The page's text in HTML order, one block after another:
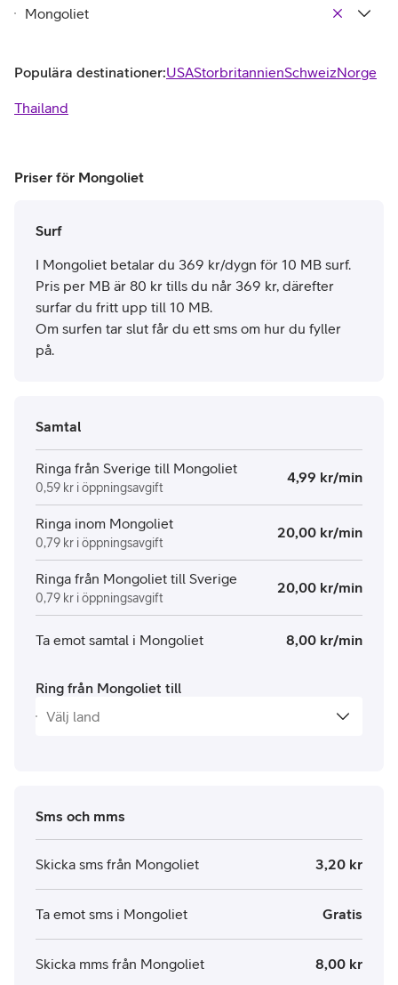
Populära destinationer:USAStorbritannienSchweizNorge
Thailand
Priser för Mongoliet
Surf
I Mongoliet betalar du 369 kr/dygn för 10 MB surf.
Pris per MB är 80 kr tills du når 369 kr, därefter
surfar du fritt upp till 10 MB.
Om surfen tar slut får du ett sms om hur du fyller
på.
Samtal
Ringa från Sverige till Mongoliet
0,59 kr i öppningsavgift
4,99 kr/min
Ringa inom Mongoliet
0,79 kr i öppningsavgift
20,00 kr/min
Ringa från Mongoliet till Sverige
0,79 kr i öppningsavgift
20,00 kr/min
Ta emot samtal i Mongoliet 8,00 kr/min
Ring från Mongoliet till
Sms och mms
Skicka sms från Mongoliet 3,20 kr
Ta emot sms i Mongoliet Gratis
Skicka mms från Mongoliet 8,00 kr